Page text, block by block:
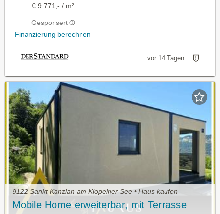
€ 9.771,- / m²
Gesponsert
Finanzierung berechnen
vor 14 Tagen
9122 Sankt Kanzian am Klopeiner See • Haus kaufen
Mobile Home erweiterbar, mit Terrasse